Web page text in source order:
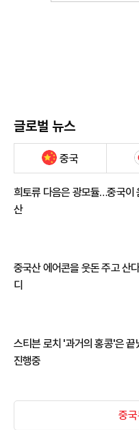
글로벌 뉴스
중국
희토류 다음은 광모듈…중국이
산
중국산 에어콘을 웃돈 주고 산
디
스티븐 로치 '과거의 홍콩'은
진행중
중